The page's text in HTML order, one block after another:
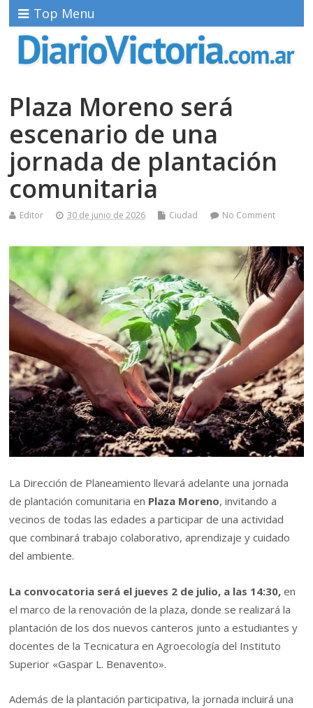
Top Menu
Plaza Moreno será
escenario de una
jornada de plantación
comunitaria
Editor 30 de junio de 2026 Ciudad No Comment
La Dirección de Planeamiento llevará adelante una jornada
de plantación comunitaria en Plaza Moreno, invitando a
vecinos de todas las edades a participar de una actividad
que combinará trabajo colaborativo, aprendizaje y cuidado
del ambiente.
La convocatoria será el jueves 2 de julio, a las 14:30, en
el marco de la renovación de la plaza, donde se realizará la
plantación de los dos nuevos canteros junto a estudiantes y
docentes de la Tecnicatura en Agroecología del Instituto
Superior «Gaspar L. Benavento».
Además de la plantación participativa, la jornada incluirá una